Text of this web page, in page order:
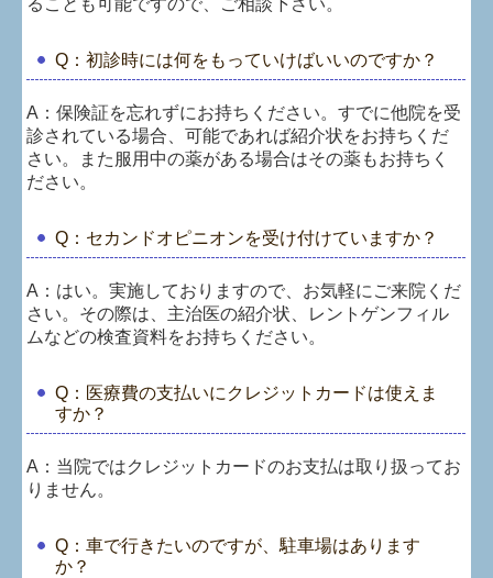
ることも可能ですので、ご相談下さい。
Q：初診時には何をもっていけばいいのですか？
A：保険証を忘れずにお持ちください。すでに他院を受
診されている場合、可能であれば紹介状をお持ちくだ
さい。また服用中の薬がある場合はその薬もお持ちく
ださい。
Q：セカンドオピニオンを受け付けていますか？
A： はい。実施しておりますので、お気軽にご来院くだ
さい。その際は、主治医の紹介状、レントゲンフィル
ムなどの検査資料をお持ちください。
Q：医療費の支払いにクレジットカードは使えま
すか？
A： 当院ではクレジットカードのお支払は取り扱ってお
りません。
Q：車で行きたいのですが、駐車場はあります
か？